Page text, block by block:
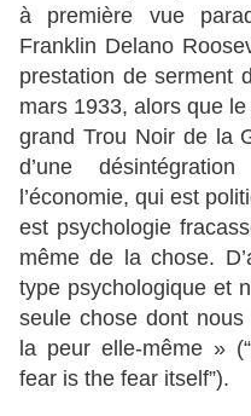
à première vue
Franklin Delano
prestation de serment
mars 1933, alors que
grand Trou Noir de la
d’une
l’économie, qui est
est psychologie
même de la chose.
type psychologique et
seule chose dont
la peur elle-même »
fear is the fear itself”).